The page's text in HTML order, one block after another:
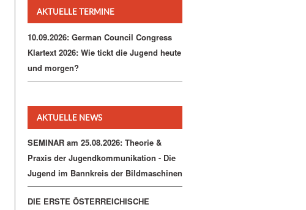
AKTUELLE TERMINE
10.09.2026: German Council Congress
Klartext 2026: Wie tickt die Jugend heute
und morgen?
AKTUELLE NEWS
SEMINAR am 25.08.2026: Theorie &
Praxis der Jugendkommunikation - Die
Jugend im Bannkreis der Bildmaschinen
DIE ERSTE ÖSTERREICHISCHE